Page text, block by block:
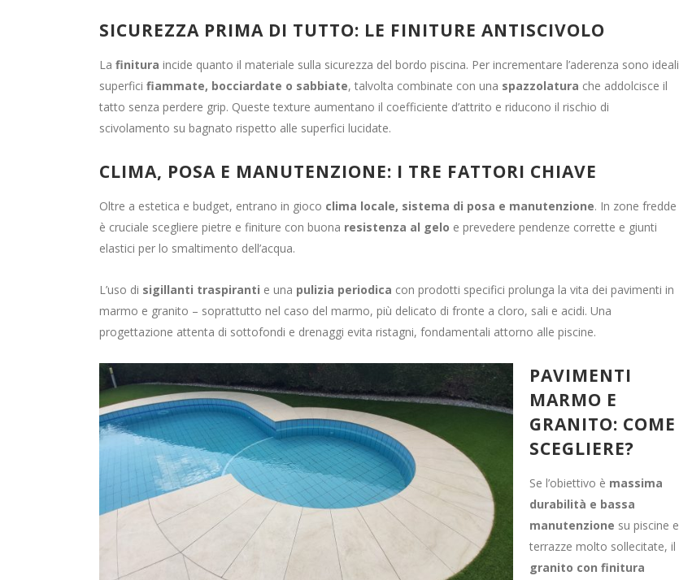
SICUREZZA PRIMA DI TUTTO: LE FINITURE ANTISCIVOLO
La finitura incide quanto il materiale sulla sicurezza del bordo piscina. Per incrementare l’aderenza sono ideali
superfici fiammate, bocciardate o sabbiate, talvolta combinate con una spazzolatura che addolcisce il
tatto senza perdere grip. Queste texture aumentano il coefficiente d’attrito e riducono il rischio di
scivolamento su bagnato rispetto alle superfici lucidate.
CLIMA, POSA E MANUTENZIONE: I TRE FATTORI CHIAVE
Oltre a estetica e budget, entrano in gioco clima locale, sistema di posa e manutenzione. In zone fredde
è cruciale scegliere pietre e finiture con buona resistenza al gelo e prevedere pendenze corrette e giunti
elastici per lo smaltimento dell’acqua.
L’uso di sigillanti traspiranti e una pulizia periodica con prodotti specifici prolunga la vita dei pavimenti in
marmo e granito – soprattutto nel caso del marmo, più delicato di fronte a cloro, sali e acidi. Una
progettazione attenta di sottofondi e drenaggi evita ristagni, fondamentali attorno alle piscine.
PAVIMENTI
MARMO E
GRANITO: COME
SCEGLIERE?
Se l’obiettivo è massima
durabilità e bassa
manutenzione su piscine e
terrazze molto sollecitate, il
granito con finitura